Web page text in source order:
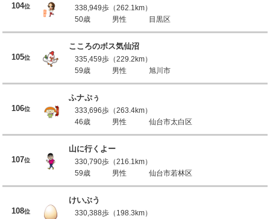
104位
338,949歩（262.1km）
50歳
男性 目黒区
105位
こころのボス気仙沼
335,459歩（229.2km）
59歳
男性 旭川市
106位
ふナぷぅ
333,696歩（263.4km）
46歳
男性 仙台市太白区
107位
山に行くよー
330,790歩（216.1km）
59歳
男性 仙台市若林区
108位
けいぶう
330,388歩（198.3km）